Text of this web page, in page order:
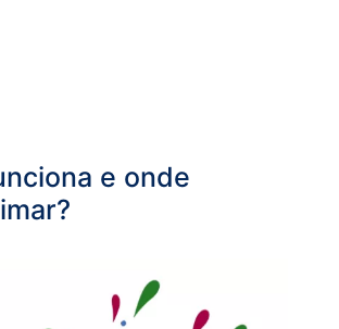
e onde